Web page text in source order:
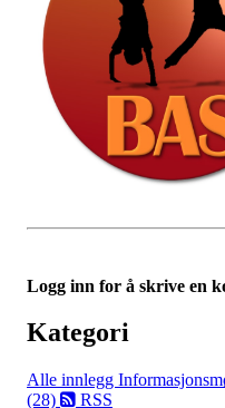
Logg inn for å skrive en
Kategori
Alle innlegg
(28)
RSS